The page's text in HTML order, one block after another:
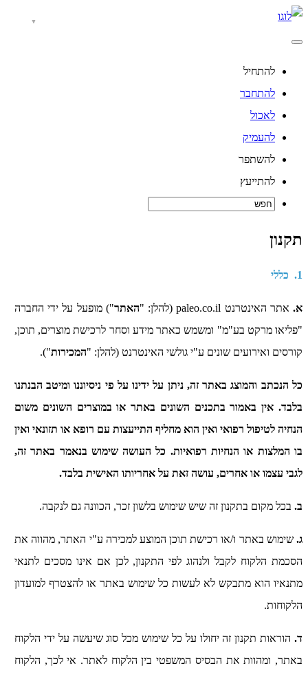
להתחיל
להתחבר
לאכול
להעמיק
להשתפר
להתייעץ
תקנון
1. כללי
א.אתר האינטרנט paleo.co.il (להלן: " האתר") מופעל על ידי החברה
"פליאו מרקט בע"מ" ומשמש כאתר מידע וסחר לרכישת מוצרים, תוכן,
קורסים ואירועים שונים ע"י גולשי האינטרנט (להלן: "המכירות").
כל הנכתב והמוצג באתר זה, ניתן על ידינו על פי ניסיוננו ומיטב הבנתנו
בלבד. אין באמור בתכנים השונים באתר או במוצרים השונים משום
הנחיה לטיפול רפואי ואין הוא מחליף התייעצות עם רופא או תזונאי ואין
בו המלצות או הנחיות רפואיות. כל העושה שימוש בנאמר באתר זה,
לגבי עצמו או אחרים, עושה זאת על אחריותו האישית בלבד.
ב. בכל מקום בתקנון זה שיש שימוש בלשון זכר, הכוונה גם לנקבה.
ג. שימוש באתר ו/או רכישת תוכן המוצע למכירה ע"י האתר, מהווה את
הסכמת הלקוח לקבל ולנהוג לפי התקנון, לכן אם אינו מסכים לתנאי
מתנאיו הוא מתבקש לא לעשות כל שימוש באתר או להצטרף למועדון
הלקוחות.
ד. הוראות תקנון זה יחולו על כל שימוש מכל סוג שיעשה על ידי הלקוח
באתר, ומהוות את הבסיס המשפטי בין הלקוח לאתר. אי לכך, הלקוח